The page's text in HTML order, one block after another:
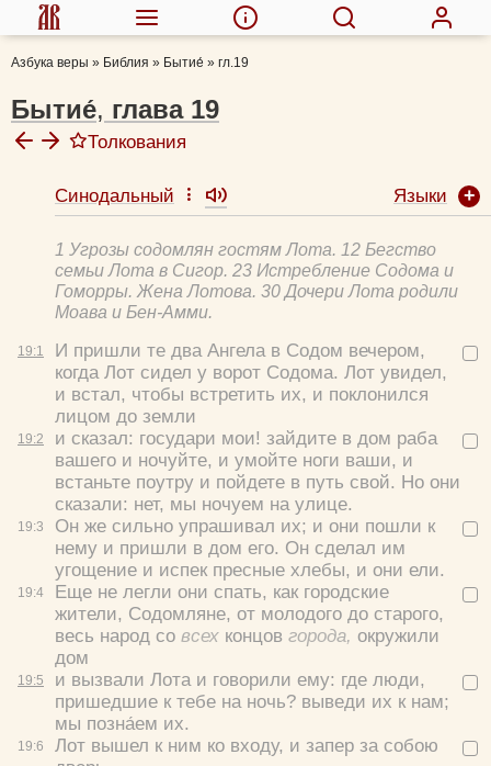
Азбука веры » Библия » Бытие́ » гл.19
Бытие́, глава 19
Толкования
Ефрем Сирин, прп.
Толковая Библия А.П. Лопухина
Феодорит Кирский, блж.
Юнгеров П. А., проф.
19:1
19:2
19:3
19:4
19:5
19:6
Синодальный Языки
1 Угрозы содомлян гостям Лота. 12 Бегство
семьи Лота в Сигор. 23 Истребление Содома и
Гоморры. Жена Лотова. 30 Дочери Лота родили
Моава и Бен-Амми.
И пришли те два Ангела в Содом вечером,
когда Лот сидел у ворот Содома. Лот увидел,
и встал, чтобы встретить их, и поклонился
лицом до земли
и сказал: государи мои! зайдите в дом раба
вашего и ночуйте, и умойте ноги ваши, и
встаньте поутру и пойдете в путь свой. Но они
сказали: нет, мы ночуем на улице.
Он же сильно упрашивал их; и они пошли к
нему и пришли в дом его. Он сделал им
угощение и испек пресные хлебы, и они ели.
Еще не легли они спать, как городские
жители, Содомляне, от молодого до старого,
весь народ со всех концов города, окружили
дом
и вызвали Лота и говорили ему: где люди,
пришедшие к тебе на ночь? выведи их к нам;
мы позна́ем их.
Лот вышел к ним ко входу, и запер за собою